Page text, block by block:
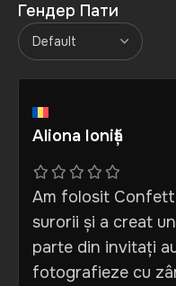
Гендер Пати
Aliona Ioniță
Am folosit
surorii și a creat
parte din invitați
fotografieze cu